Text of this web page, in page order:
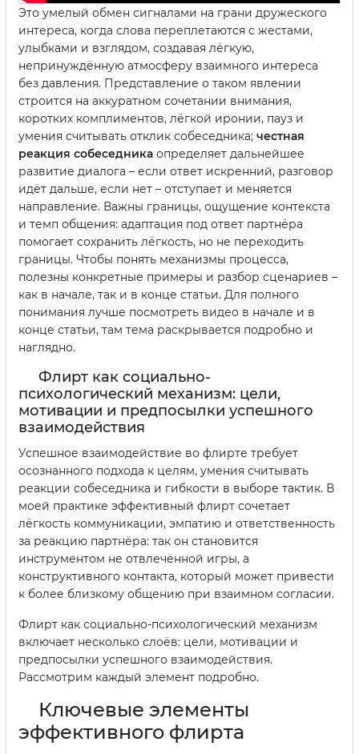
Это умелый обмен сигналами на грани дружеского
интереса, когда слова переплетаются с жестами,
улыбками и взглядом, создавая лёгкую,
непринуждённую атмосферу взаимного интереса
без давления. Представление о таком явлении
строится на аккуратном сочетании внимания,
коротких комплиментов, лёгкой иронии, пауз и
умения считывать отклик собеседника; честная
реакция собеседника определяет дальнейшее
развитие диалога – если ответ искренний, разговор
идёт дальше, если нет – отступает и меняется
направление. Важны границы, ощущение контекста
и темп общения: адаптация под ответ партнёра
помогает сохранить лёгкость, но не переходить
границы. Чтобы понять механизмы процесса,
полезны конкретные примеры и разбор сценариев –
как в начале, так и в конце статьи. Для полного
понимания лучше посмотреть видео в начале и в
конце статьи, там тема раскрывается подробно и
наглядно.
Флирт как социально-
психологический механизм: цели,
мотивации и предпосылки успешного
взаимодействия
Успешное взаимодействие во флирте требует
осознанного подхода к целям, умения считывать
реакции собеседника и гибкости в выборе тактик. В
моей практике эффективный флирт сочетает
лёгкость коммуникации, эмпатию и ответственность
за реакцию партнёра: так он становится
инструментом не отвлечённой игры, а
конструктивного контакта, который может привести
к более близкому общению при взаимном согласии.
Флирт как социально-психологический механизм
включает несколько слоёв: цели, мотивации и
предпосылки успешного взаимодействия.
Рассмотрим каждый элемент подробно.
Ключевые элементы
эффективного флирта